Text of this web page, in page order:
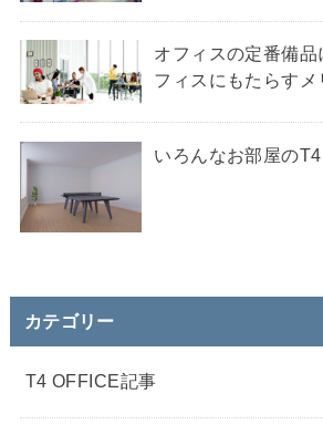
オフィスの定番備品
フィスにもたらすメ
いろんなお部屋の
カテゴリー
T4 OFFICE記事